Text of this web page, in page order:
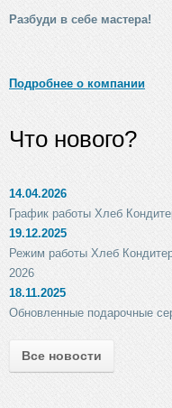
Разбуди в себе мастера!
Подробнее о компании
Что нового?
14.04.2026
График работы Хлеб
19.12.2025
Режим работы Хлеб
2026
18.11.2025
Обновленные подарочные
Все новости